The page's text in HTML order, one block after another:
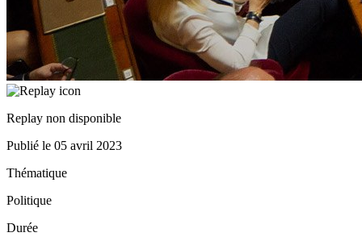
Replay non disponible
Publié le 05 avril 2023
Thématique
Politique
Durée